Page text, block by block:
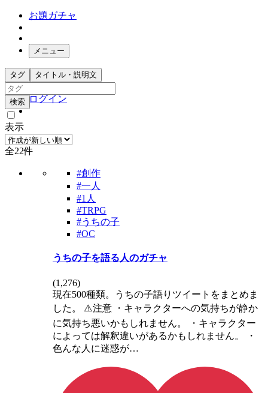
お題ガチャ
メニュー
お題箱
ガチャ検索
ログイン
タグ タイトル・説明文
検索
表示
全22件
#創作
#一人
#1人
#TRPG
#うちの子
#OC
うちの子を語る人のガチャ
(1,276)
現在500種類。うちの子語りツイートをまとめま
した。 ⚠️注意 ・キャラクターへの気持ちが静か
に気持ち悪いかもしれません。 ・キャラクター
によっては解釈違いがあるかもしれません。 ・
色んな人に迷惑が…